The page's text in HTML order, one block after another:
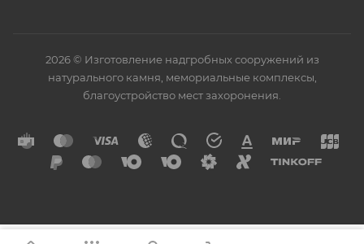
2026 © Изготовление надгробных сооружений из
натурального камня, мемориальные комплексы,
благоустройство мест захоронения.